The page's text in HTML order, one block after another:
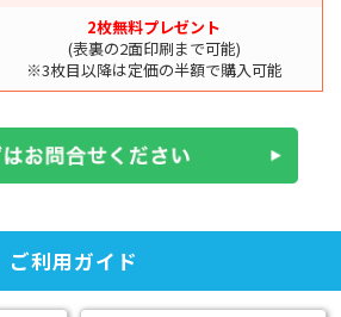
2枚無料プレゼント
(表裏の2面印刷まで可能)
※3枚目以降は定価の半額で購入可能
ご利用ガイド